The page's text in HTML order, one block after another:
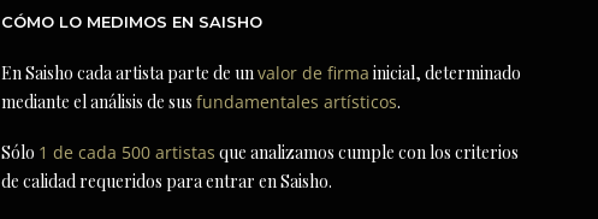
CÓMO LO MEDIMOS EN SAISHO
En Saisho cada artista parte de unvalor de firma inicial, determinado
mediante el análisis de susfundamentales artísticos.
Sólo 1 de cada 500 artistas que analizamos cumple con los criterios
de calidad requeridos para entrar en Saisho.